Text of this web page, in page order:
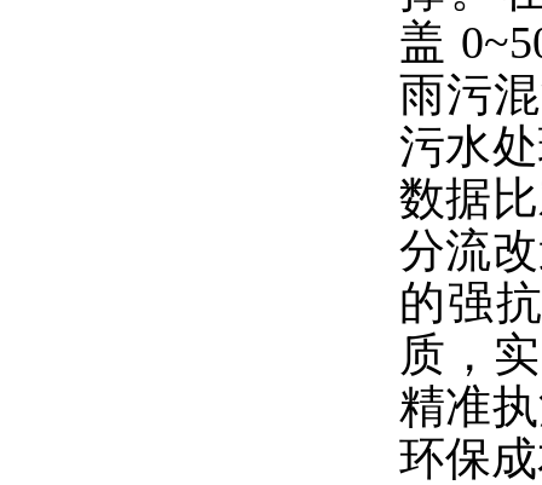
盖
雨污
污水
数据
分流
的强
质，
精准
环保